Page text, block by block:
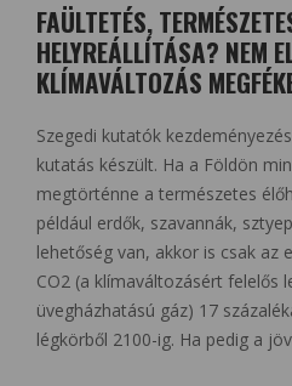
FAÜLTETÉS,
HELYREÁLLÍTÁSA? NEM
KLÍMAVÁLTOZÁS
Szegedi kutatók
kutatás készült. Ha a Földön
megtörténne a természetes
például erdők, szavannák,
lehetőség van, akkor is csak az
CO2 (a klímaváltozásért felelős
üvegházhatású gáz) 17
légkörből 2100-ig. Ha pedig a